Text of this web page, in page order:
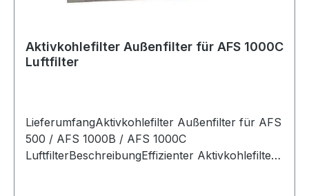
Aktivkohlefilter Außenfilter für AFS 1000C
Luftfilter
LieferumfangAktivkohlefilter Außenfilter für AFS
500 / AFS 1000B / AFS 1000C
LuftfilterBeschreibungEffizienter Aktivkohlefilter,